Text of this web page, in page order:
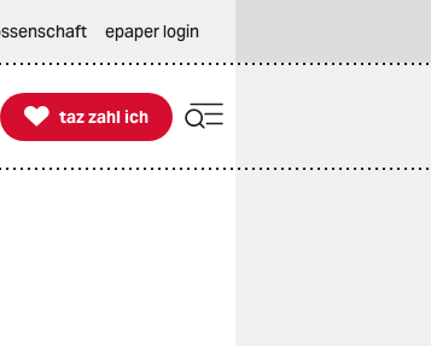
epaper login

taz zahl ich
taz zahl ich